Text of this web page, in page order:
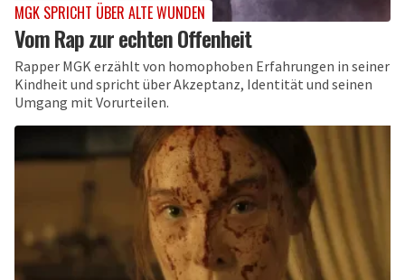
MGK SPRICHT ÜBER ALTE WUNDEN
Vom Rap zur echten Offenheit
Rapper MGK erzählt von homophoben Erfahrungen in seiner
Kindheit und spricht über Akzeptanz, Identität und seinen
Umgang mit Vorurteilen.